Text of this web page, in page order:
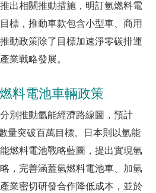
出相關推動措施，明訂氫燃料電
標，推動車款包含小型車、商用
動政策除了目標加速淨零碳排運
業戰略發展。
料電池車輛政策
別推動氫能經濟路線圖，預計
量突破百萬目標。日本則以氫能
燃料電池戰略藍圖，提出實現氫
，完善涵蓋氫燃料電池車、加氫
業密切研發合作降低成本，並於